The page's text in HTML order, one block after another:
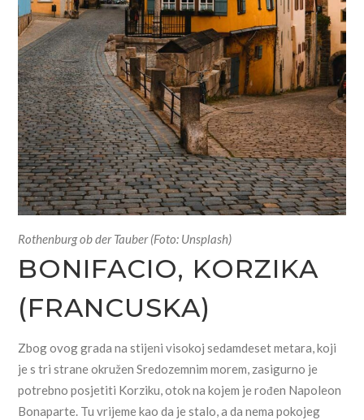
Rothenburg ob der Tauber (Foto: Unsplash)
BONIFACIO, KORZIKA
(FRANCUSKA)
Zbog ovog grada na stijeni visokoj sedamdeset metara, koji
je s tri strane okružen Sredozemnim morem, zasigurno je
potrebno posjetiti Korziku, otok na kojem je rođen Napoleon
Bonaparte. Tu vrijeme kao da je stalo, a da nema pokojeg